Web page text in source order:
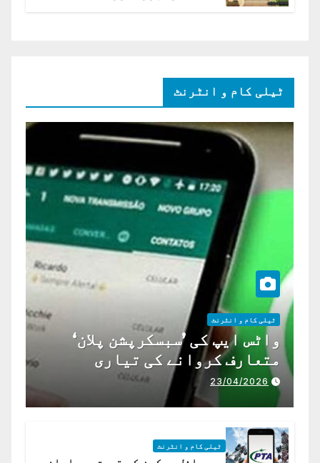
ٹیلی کام و انٹرنٹ
ٹیلی کام و انٹرنٹ
واٹس ایپ کی ’سبسکرپشن پلان‘
متعارف کروانے کی تیاری
23/04/2026
ٹیلی کام و انٹرنٹ